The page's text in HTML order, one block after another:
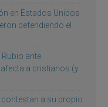
en Estados Unidos
defendiendo el
ante
a cristianos (y
a su propio